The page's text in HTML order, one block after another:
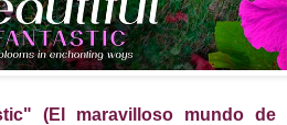
(El maravilloso mundo de